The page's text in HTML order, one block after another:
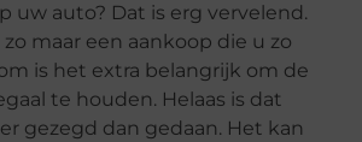
uw auto? Dat is erg vervelend.
maar een aankoop die u zo
is het extra belangrijk om de
te houden. Helaas is dat
gezegd dan gedaan. Het kan